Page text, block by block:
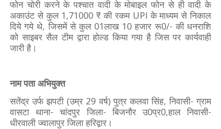
फोन चोरी करने के पश्चात वादी के मोबाइल फोन से ही वादी के
अकाउंट से कुल 1,71000 ₹ की रकम UPI के माध्यम से निकाल
दिये गये थे, जिसमें से कुल 01लाख 10 हजार रू0/- की धनराशि
को साइबर सैल टीम द्वारा होल्ड किया गया है जिस पर कार्यवाही
जारी है।
नाम पता अभियुक्त
सतेंद्र उर्फ झपटी (उम्र 29 वर्ष) पुत्र कलवा सिंह, निवासी- ग्राम
वासटा थाना- चांदपुर जिला- बिजनौर उ0प्र0,हाल निवासी-
धीरवाली ज्वालापुर जिला हरिद्वार।